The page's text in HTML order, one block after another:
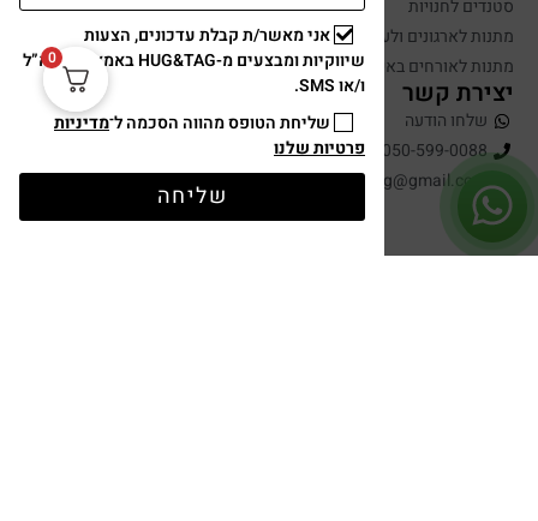
סטנדים לחנויות
מתנות לארגונים ולעובדים
מתנות לאורחים באירועים
יצירת קשר
שלחו הודעה
050-599-0088
hugandtag@gmail.com
0
אני מאשר/ת קבלת עדכונים, הצעות
שיווקיות ומבצעים מ-HUG&TAG באמצעות דוא”ל
ו/או SMS.
שליחת הטופס מהווה הסכמה ל־מדיניות
פרטיות שלנו
שליחה